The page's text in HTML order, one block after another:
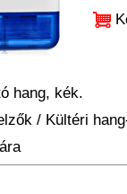
hang, kék.
/ Kültéri